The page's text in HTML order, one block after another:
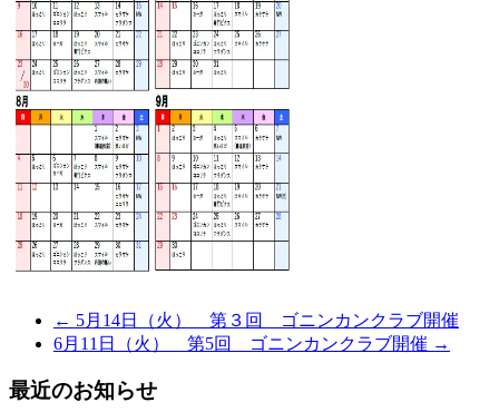
← 5月14日（火） 第３回 ゴニンカンクラブ開催
6月11日（火） 第5回 ゴニンカンクラブ開催 →
最近のお知らせ